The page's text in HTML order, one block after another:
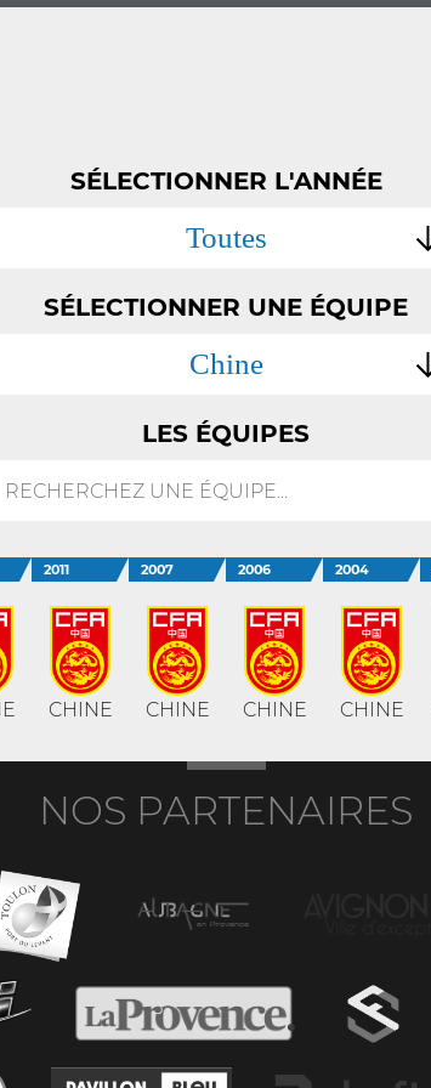
SÉLECTIONNER L'ANNÉE
Toutes
SÉLECTIONNER UNE ÉQUIPE
Chine
LES ÉQUIPES
2011
CHINE
2007
CHINE
2006
CHINE
2004
CHINE
NOS PARTENAIRES